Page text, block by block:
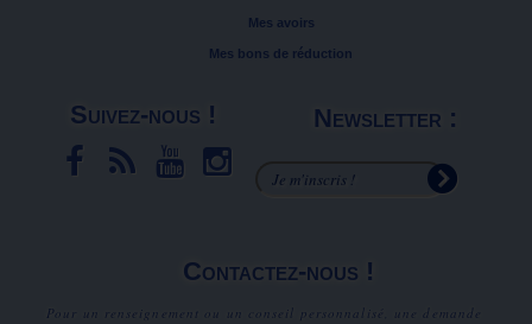
Mes avoirs
Mes bons de réduction
Suivez-nous ! Newsletter :
Contactez-nous !
Pour un renseignement ou un conseil personnalisé, une demande